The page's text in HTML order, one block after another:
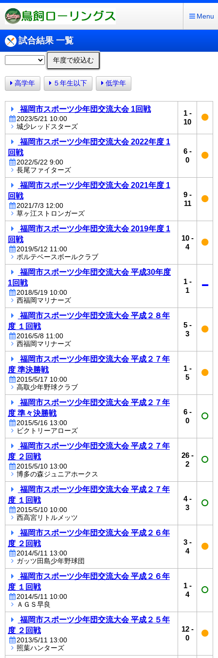
Menu
試合結果 一覧
年度で絞込む
高学年 ５年生以下 低学年
福岡市スポーツ少年団交流大会 1回戦
2023/5/21 10:00
城少レッドスターズ
1-
10
福岡市スポーツ少年団交流大会 2022年度 1
回戦
2022/5/22 9:00
長尾ファイターズ
6-
0
福岡市スポーツ少年団交流大会 2021年度 1
回戦
2021/7/3 12:00
草ヶ江ストロンガーズ
9-
11
福岡市スポーツ少年団交流大会 2019年度 1
回戦
2019/5/12 11:00
ポルテベースボールクラブ
10-
4
福岡市スポーツ少年団交流大会 平成30年度
1回戦
2018/5/19 10:00
西福岡マリナーズ
1-
1
福岡市スポーツ少年団交流大会 平成２８年
度 １回戦
2016/5/8 11:00
西福岡マリナーズ
5-
3
福岡市スポーツ少年団交流大会 平成２７年
度 準決勝戦
2015/5/17 10:00
高取少年野球クラブ
1-
5
福岡市スポーツ少年団交流大会 平成２７年
度 準々決勝戦
2015/5/16 13:00
ビクトリーアローズ
6-
0
福岡市スポーツ少年団交流大会 平成２７年
度 ２回戦
2015/5/10 13:00
博多の森ジュニアホークス
26-
2
福岡市スポーツ少年団交流大会 平成２７年
度 １回戦
2015/5/10 10:00
西高宮リトルメッツ
4-
3
福岡市スポーツ少年団交流大会 平成２６年
度 ２回戦
2014/5/11 13:00
ガッツ田島少年野球団
3-
4
福岡市スポーツ少年団交流大会 平成２６年
度 １回戦
2014/5/11 10:00
ＡＧＳ早良
1-
4
福岡市スポーツ少年団交流大会 平成２５年
度 ２回戦
2013/5/11 13:00
照葉ハンターズ
12-
0